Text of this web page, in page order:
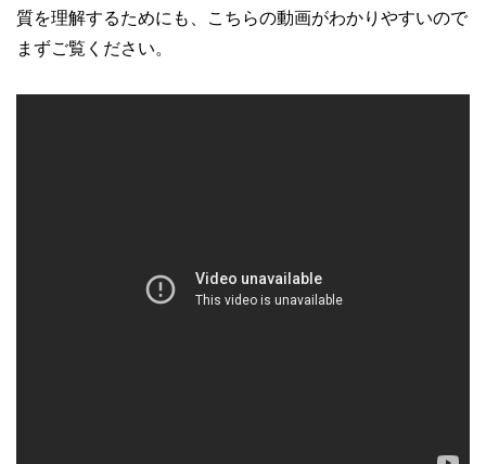
質を理解するためにも、こちらの動画がわかりやすいので
まずご覧ください。